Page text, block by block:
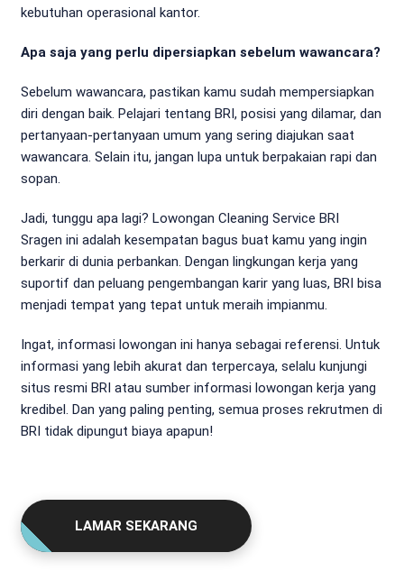
kebutuhan operasional kantor.
Apa saja yang perlu dipersiapkan sebelum wawancara?
Sebelum wawancara, pastikan kamu sudah mempersiapkan
diri dengan baik. Pelajari tentang BRI, posisi yang dilamar, dan
pertanyaan-pertanyaan umum yang sering diajukan saat
wawancara. Selain itu, jangan lupa untuk berpakaian rapi dan
sopan.
Jadi, tunggu apa lagi? Lowongan Cleaning Service BRI
Sragen ini adalah kesempatan bagus buat kamu yang ingin
berkarir di dunia perbankan. Dengan lingkungan kerja yang
suportif dan peluang pengembangan karir yang luas, BRI bisa
menjadi tempat yang tepat untuk meraih impianmu.
Ingat, informasi lowongan ini hanya sebagai referensi. Untuk
informasi yang lebih akurat dan terpercaya, selalu kunjungi
situs resmi BRI atau sumber informasi lowongan kerja yang
kredibel. Dan yang paling penting, semua proses rekrutmen di
BRI tidak dipungut biaya apapun!
LAMAR SEKARANG